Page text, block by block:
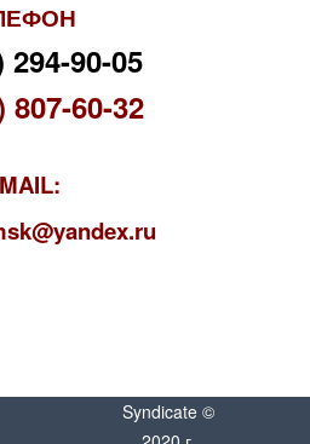
294-90-05
807-60-32
Syndicate ©